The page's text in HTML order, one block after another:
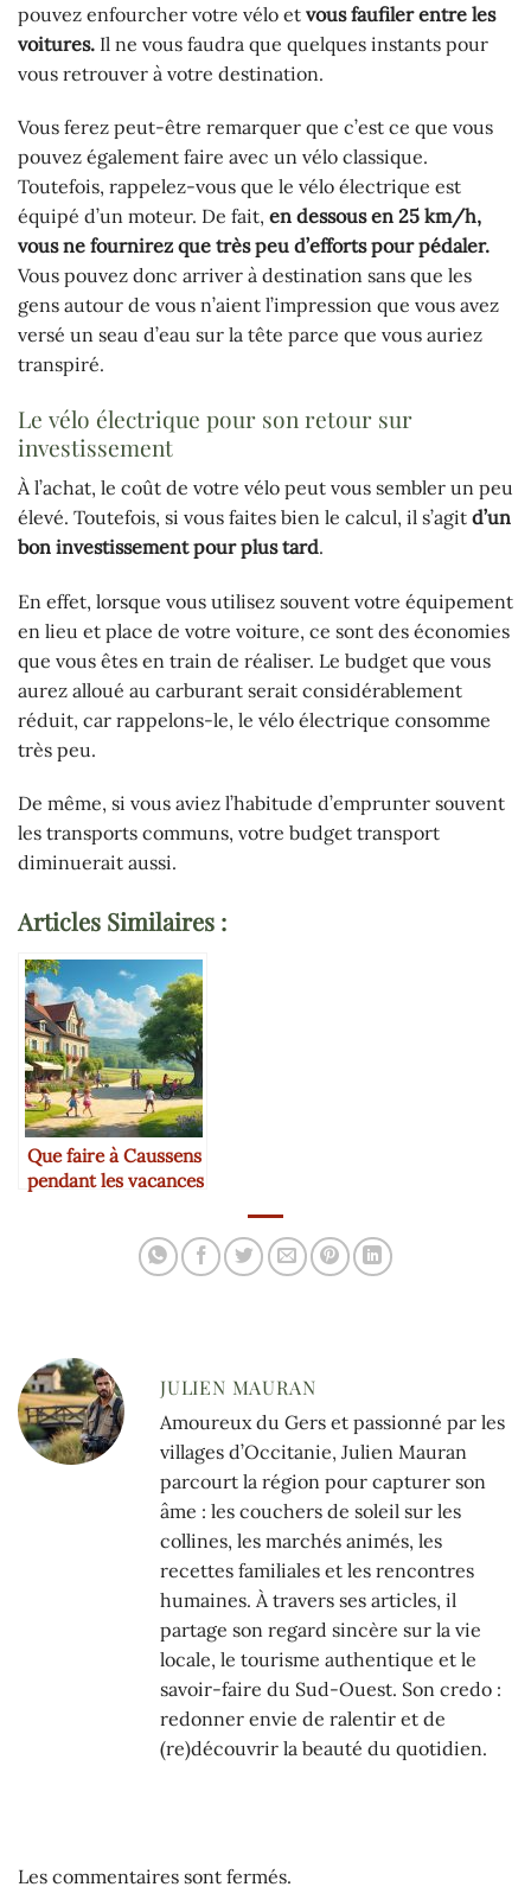
pouvez enfourcher votre vélo et vous faufiler entre les
voitures. Il ne vous faudra que quelques instants pour
vous retrouver à votre destination.
Vous ferez peut-être remarquer que c’est ce que vous
pouvez également faire avec un vélo classique.
Toutefois, rappelez-vous que le vélo électrique est
équipé d’un moteur. De fait, en dessous en 25 km/h,
vous ne fournirez que très peu d’efforts pour pédaler.
Vous pouvez donc arriver à destination sans que les
gens autour de vous n’aient l’impression que vous avez
versé un seau d’eau sur la tête parce que vous auriez
transpiré.
Le vélo électrique pour son retour sur
investissement
À l’achat, le coût de votre vélo peut vous sembler un peu
élevé. Toutefois, si vous faites bien le calcul, il s’agit d’un
bon investissement pour plus tard.
En effet, lorsque vous utilisez souvent votre équipement
en lieu et place de votre voiture, ce sont des économies
que vous êtes en train de réaliser. Le budget que vous
aurez alloué au carburant serait considérablement
réduit, car rappelons-le, le vélo électrique consomme
très peu.
De même, si vous aviez l’habitude d’emprunter souvent
les transports communs, votre budget transport
diminuerait aussi.
Articles Similaires :
Que faire à Caussens
pendant les vacances
JULIEN MAURAN
Amoureux du Gers et passionné par les
villages d’Occitanie, Julien Mauran
parcourt la région pour capturer son
âme : les couchers de soleil sur les
collines, les marchés animés, les
recettes familiales et les rencontres
humaines. À travers ses articles, il
partage son regard sincère sur la vie
locale, le tourisme authentique et le
savoir-faire du Sud-Ouest. Son credo :
redonner envie de ralentir et de
(re)découvrir la beauté du quotidien.
Les commentaires sont fermés.